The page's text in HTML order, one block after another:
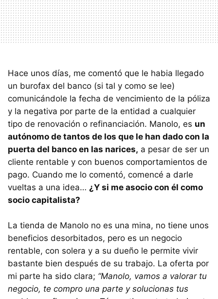
Hace unos días, me comentó que le habia llegado
un burofax del banco (si tal y como se lee)
comunicándole la fecha de vencimiento de la póliza
y la negativa por parte de la entidad a cualquier
tipo de renovación o refinanciación. Manolo, es un
autónomo de tantos de los que le han dado con la
puerta del banco en las narices, a pesar de ser un
cliente rentable y con buenos comportamientos de
pago. Cuando me lo comentó, comencé a darle
vueltas a una idea… ¿Y si me asocio con él como
socio capitalista?
La tienda de Manolo no es una mina, no tiene unos
beneficios desorbitados, pero es un negocio
rentable, con solera y a su dueño le permite vivir
bastante bien después de su trabajo. La oferta por
mi parte ha sido clara; “Manolo, vamos a valorar tu
negocio, te compro una parte y solucionas tus